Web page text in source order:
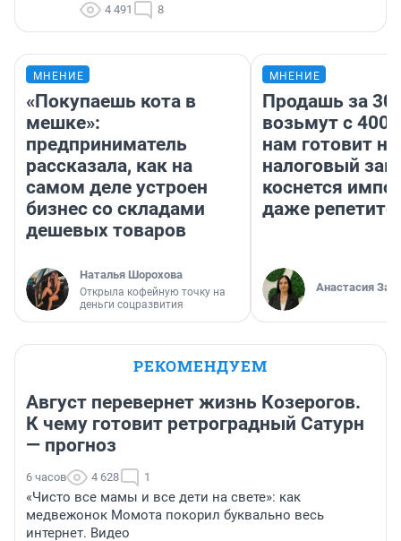
4 491 8
МНЕНИЕ
«Покупаешь кота в
мешке»:
предприниматель
рассказала, как на
самом деле устроен
бизнес со складами
дешевых товаров
Наталья Шорохова
Открыла кофейную точку на
деньги соцразвития
МНЕНИЕ
Продашь за
возьмут с
нам готовит
налоговый
коснется
даже
Анастасия
РЕКОМЕНДУЕМ
Август перевернет жизнь Козерогов.
К чему готовит ретроградный Сатурн
— прогноз
6 часов 4 628 1
«Чисто все мамы и все дети на свете»: как
медвежонок Момота покорил буквально весь
интернет. Видео